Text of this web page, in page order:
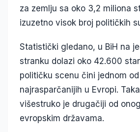
za zemlju sa oko 3,2 miliona
izuzetno visok broj političkih
Statistički gledano, u BiH na
stranku dolazi oko 42.600
političku scenu čini jednom od
najrasparčanijih u Evropi.
višestruko je drugačiji od
evropskim državama.